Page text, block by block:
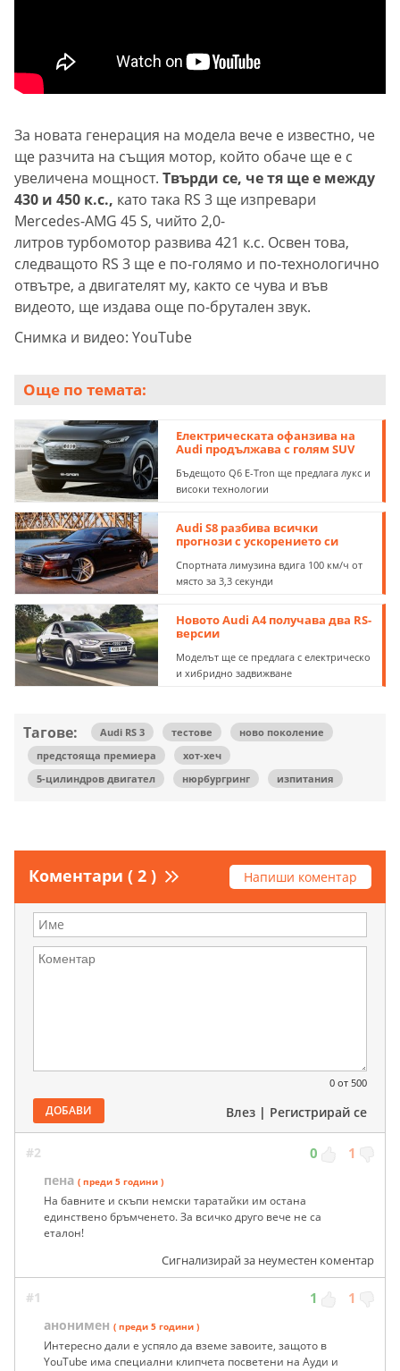
За новата генерация на модела вече е известно, че
ще разчита на същия мотор, който обаче ще е с
увеличена мощност. Твърди се, че тя ще е между
430 и 450 к.с., като така RS 3 ще изпревари
Mercedes-AMG 45 S, чийто 2,0-
литров турбомотор развива 421 к.с. Освен това,
следващото RS 3 ще е по-голямо и по-технологично
отвътре, а двигателят му, както се чува и във
видеото, ще издава още по-брутален звук.
Снимка и видео: YouTube
Още по темата:
Електрическата офанзива на
Audi продължава с голям SUV
Бъдещото Q6 E-Tron ще предлага лукс и
високи технологии
Audi S8 разбива всички
прогнози с ускорението си
Спортната лимузина вдига 100 км/ч от
място за 3,3 секунди
Новото Audi A4 получава два RS-
версии
Моделът ще се предлага с електрическо
и хибридно задвижване
Тагове: Audi RS 3 тестове
ново поколение
предстояща премиера
хот-хеч
5-цилиндров двигател
нюрбургринг изпитания
Коментари ( 2 ) Напиши коментар
0 от 500
ДОБАВИ Влез | Регистрирай се
#2 0 1
пена ( преди 5 години )
На бавните и скъпи немски таратайки им остана
единствено бръмченето. За всичко друго вече не са
еталон!
Сигнализирай за неуместен коментар
#1 1 1
анонимен ( преди 5 години )
Интересно дали е успяло да вземе завоите, защото в
YouTube има специални клипчета посветени на Ауди и